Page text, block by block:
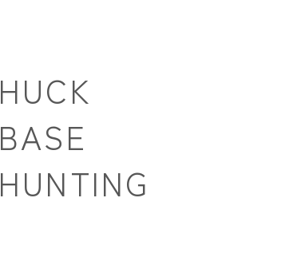
HUCK
BASE
HUNTING